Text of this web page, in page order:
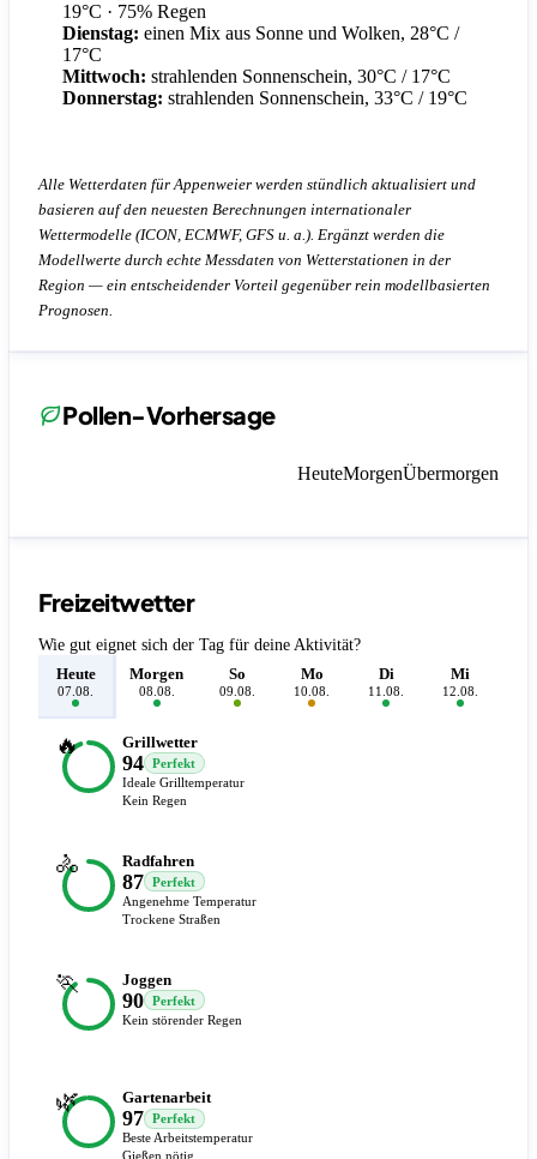
19°C · 75% Regen
Dienstag: einen Mix aus Sonne und Wolken, 28°C /
17°C
Mittwoch: strahlenden Sonnenschein, 30°C / 17°C
Donnerstag: strahlenden Sonnenschein, 33°C / 19°C
Alle Wetterdaten für Appenweier werden stündlich aktualisiert und
basieren auf den neuesten Berechnungen internationaler
Wettermodelle (ICON, ECMWF, GFS u. a.). Ergänzt werden die
Modellwerte durch echte Messdaten von Wetterstationen in der
Region — ein entscheidender Vorteil gegenüber rein modellbasierten
Prognosen.
Pollen-Vorhersage
HeuteMorgenÜbermorgen
Freizeitwetter
Wie gut eignet sich der Tag für deine Aktivität?
Heute
07.08.
Morgen
08.08.
So
09.08.
Mo
10.08.
Di
11.08.
Mi
12.08.
🔥 Grillwetter
94
Perfekt
Ideale Grilltemperatur
Kein Regen
🚴 Radfahren
87
Perfekt
Angenehme Temperatur
Trockene Straßen
🏃 Joggen
90
Perfekt
Kein störender Regen
🌿 Gartenarbeit
97
Perfekt
Beste Arbeitstemperatur
Gießen nötig